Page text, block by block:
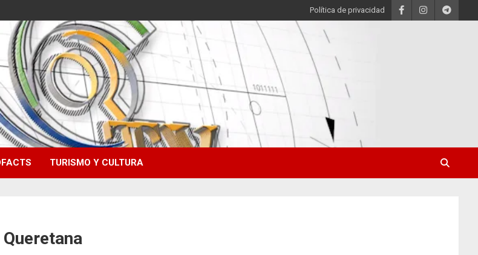
Política de privacidad
TURISMO Y CULTURA